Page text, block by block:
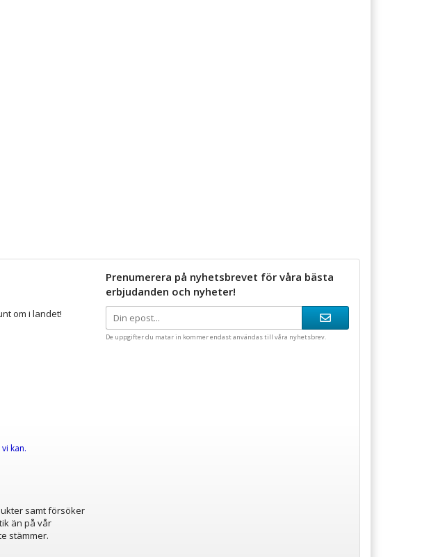
om i landet!
kan.
samt försöker
än på vår
stämmer.
Prenumerera på nyhetsbrevet för våra bästa
erbjudanden och nyheter!
De uppgifter du matar in kommer endast användas till våra nyhetsbrev.